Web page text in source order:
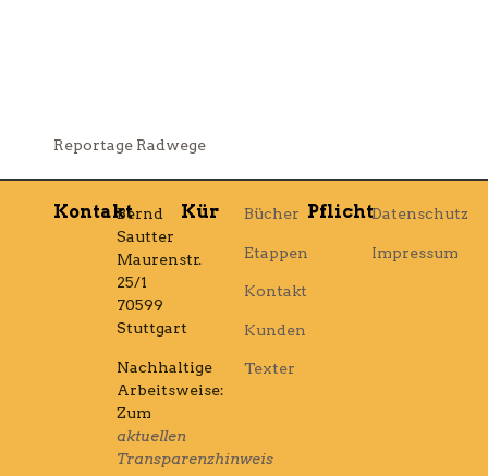
Reportage Radwege
Kontakt Kür Pflicht
Bernd
Sautter
Maurenstr.
25/1
70599
Stuttgart
Nachhaltige
Arbeitsweise:
Zum
aktuellen
Transparenzhinweis
Bücher
Etappen
Kontakt
Kunden
Texter
Datenschutz
Impressum